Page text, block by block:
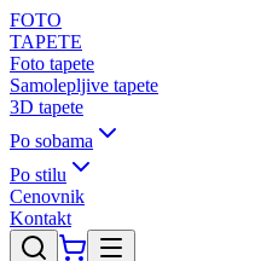
FOTO
TAPETE
Foto tapete
Samolepljive tapete
3D tapete
Po sobama
Po stilu
Cenovnik
Kontakt